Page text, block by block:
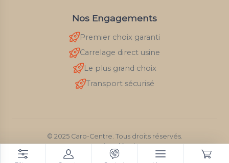
Nos Engagements
Premier choix garanti
Carrelage direct usine
Le plus grand choix
Transport sécurisé
© 2025 Caro-Centre. Tous droits réservés.
Mentions légales
RGPD